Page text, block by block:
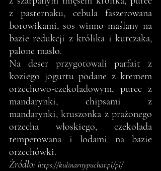
z pasternaku, cebula faszerowana
borowikami, sos winno maślany na
bazie redukcji z królika i kurczaka,
palone masło.
Na deser przygotowali parfait z
koziego jogurtu podane z kremem
orzechowo-czekoladowym, puree z
mandarynki, chipsami z
mandarynki, kruszonka z prażonego
orzecha włoskiego, czekolada
temperowana i lodami na bazie
orzechówki.
Żródło: https://kulinarnypuchar.pl/pl/